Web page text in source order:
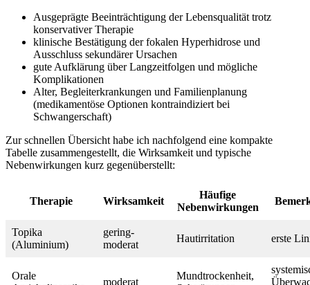
Ausgeprägte Beeinträchtigung der​ Lebensqualität trotz‌
konservativer Therapie
klinische Bestätigung ​der fokalen Hyperhidrose und‌
Ausschluss sekundärer‌ Ursachen
gute⁣ Aufklärung über Langzeitfolgen und mögliche
Komplikationen
Alter, ‌Begleiterkrankungen und Familienplanung
(medikamentöse ⁢Optionen kontraindiziert bei
Schwangerschaft)
Zur schnellen‍ Übersicht habe⁢ ich nachfolgend eine kompakte‌
Tabelle zusammengestellt, die Wirksamkeit und typische
Nebenwirkungen ​kurz​ gegenüberstellt:
Therapie Wirksamkeit
Häufige
Nebenwirkungen
Topika
(Aluminium)
gering-
moderat
Hautirritation erste
Orale
moderat
Mundtrockenheit,